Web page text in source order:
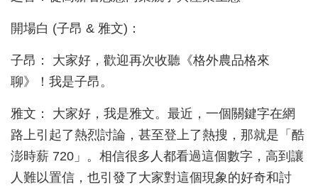
開場白 (子昂 & 雅文)：
子昂： 大家好，歡迎再次收聽《格外農品格來
聊》！我是子昂。
雅文： 大家好，我是雅文。最近，一個關鍵字在網
路上引起了熱烈討論，甚至登上了熱搜，那就是「酷
澎時薪 720」。相信很多人都看過這個數字，高到讓
人難以置信，也引發了大家對這個現象的好奇和討